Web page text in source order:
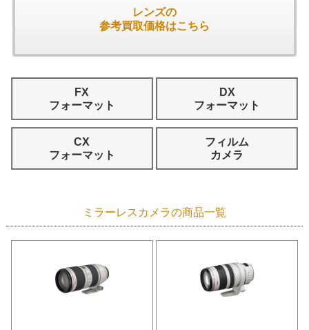
レンズの
参考買取価格はこちら
FX
フォーマット
DX
フォーマット
CX
フォーマット
フィルム
カメラ
ミラーレスカメラの商品一覧